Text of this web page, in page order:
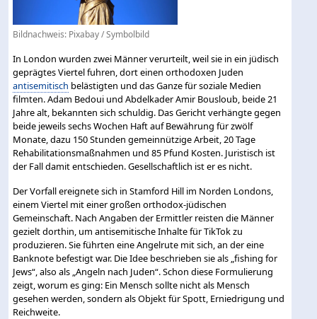
Bildnachweis: Pixabay/ Symbolbild
In London wurden zwei Männer verurteilt, weil sie in ein jüdisch
geprägtes Viertel fuhren, dort einen orthodoxen Juden
antisemitisch belästigten und das Ganze für soziale Medien
filmten. Adam Bedoui und Abdelkader Amir Bousloub, beide 21
Jahre alt, bekannten sich schuldig. Das Gericht verhängte gegen
beide jeweils sechs Wochen Haft auf Bewährung für zwölf
Monate, dazu 150 Stunden gemeinnützige Arbeit, 20 Tage
Rehabilitationsmaßnahmen und 85 Pfund Kosten. Juristisch ist
der Fall damit entschieden. Gesellschaftlich ist er es nicht.
Der Vorfall ereignete sich in Stamford Hill im Norden Londons,
einem Viertel mit einer großen orthodox-jüdischen
Gemeinschaft. Nach Angaben der Ermittler reisten die Männer
gezielt dorthin, um antisemitische Inhalte für TikTok zu
produzieren. Sie führten eine Angelrute mit sich, an der eine
Banknote befestigt war. Die Idee beschrieben sie als „fishing for
Jews“, also als „Angeln nach Juden“. Schon diese Formulierung
zeigt, worum es ging: Ein Mensch sollte nicht als Mensch
gesehen werden, sondern als Objekt für Spott, Erniedrigung und
Reichweite.